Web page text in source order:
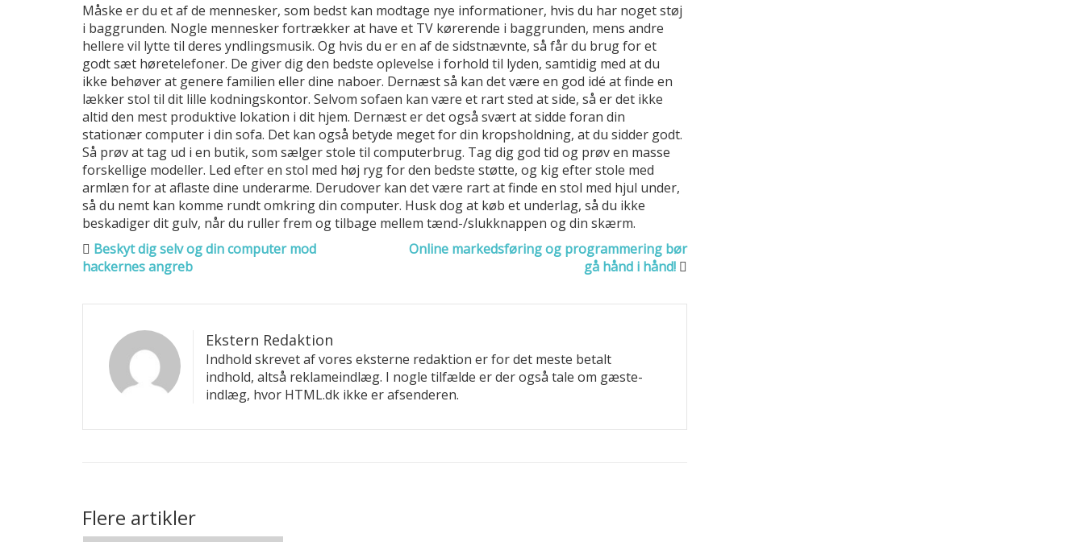
Måske er du et af de mennesker, som bedst kan modtage nye informationer, hvis du har noget støj
i baggrunden. Nogle mennesker fortrækker at have et TV kørerende i baggrunden, mens andre
hellere vil lytte til deres yndlingsmusik. Og hvis du er en af de sidstnævnte, så får du brug for et
godt sæt høretelefoner. De giver dig den bedste oplevelse i forhold til lyden, samtidig med at du
ikke behøver at genere familien eller dine naboer. Dernæst så kan det være en god idé at finde en
lækker stol til dit lille kodningskontor. Selvom sofaen kan være et rart sted at side, så er det ikke
altid den mest produktive lokation i dit hjem. Dernæst er det også svært at sidde foran din
stationær computer i din sofa. Det kan også betyde meget for din kropsholdning, at du sidder godt.
Så prøv at tag ud i en butik, som sælger stole til computerbrug. Tag dig god tid og prøv en masse
forskellige modeller. Led efter en stol med høj ryg for den bedste støtte, og kig efter stole med
armlæn for at aflaste dine underarme. Derudover kan det være rart at finde en stol med hjul under,
så du nemt kan komme rundt omkring din computer. Husk dog at køb et underlag, så du ikke
beskadiger dit gulv, når du ruller frem og tilbage mellem tænd-/slukknappen og din skærm.
Beskyt dig selv og din computer mod
hackernes angreb
Online markedsføring og programmering bør
gå hånd i hånd!
Ekstern Redaktion
Indhold skrevet af vores eksterne redaktion er for det meste betalt
indhold, altså reklameindlæg. I nogle tilfælde er der også tale om gæste-
indlæg, hvor HTML.dk ikke er afsenderen.
Flere artikler